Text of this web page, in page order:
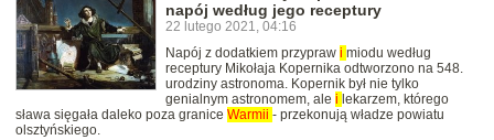
napój według jego receptury
22 lutego 2021, 04:16
Napój z dodatkiem przypraw i miodu według
receptury Mikołaja Kopernika odtworzono na 548.
urodziny astronoma. Kopernik był nie tylko
genialnym astronomem, ale i lekarzem, którego
sława sięgała daleko poza granice Warmii - przekonują władze powiatu
olsztyńskiego.